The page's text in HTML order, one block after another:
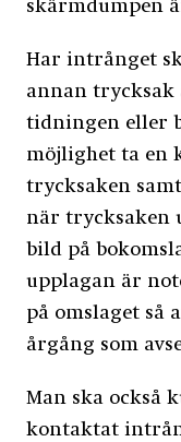
skärmdumpen
Har intrånget
annan trycksak
tidningen eller
möjlighet ta en
trycksaken
när trycksaken
bild på
upplagan är
på omslaget så
årgång som
Man ska också
kontaktat